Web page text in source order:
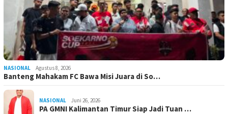
NASIONAL Agustus 8, 2026
Banteng Mahakam FC Bawa Misi Juara di So…
NASIONAL Juni 26, 2026
PA GMNI Kalimantan Timur Siap Jadi Tuan …